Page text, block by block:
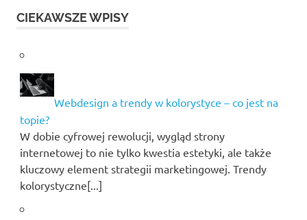
CIEKAWSZE WPISY
Webdesign a trendy w kolorystyce – co jest na
topie?
W dobie cyfrowej rewolucji, wygląd strony
internetowej to nie tylko kwestia estetyki, ale także
kluczowy element strategii marketingowej. Trendy
kolorystyczne[...]